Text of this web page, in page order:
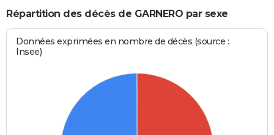
Répartition des décès de GARNERO par sexe
Données exprimées en nombre de décès (source :
Insee)